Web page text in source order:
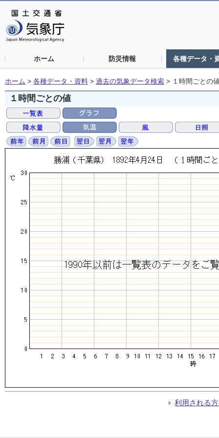
ホーム 防災情報 各種データ・
ホーム > 各種データ・資料 > 過去の気象データ検索 > １時間ごとの
１時間ごとの値
利用される